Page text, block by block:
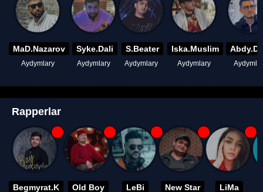
MaD.Nazarov
Aydymlary
Syke.Dali
Aydymlary
S.Beater
Aydymlary
Iska.Muslim
Aydymlary
Rapperlar
Begmyrat.K Old Boy LeBi New Star LiMa